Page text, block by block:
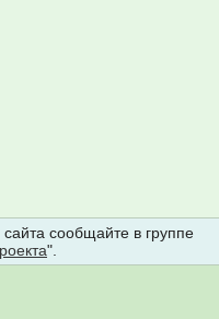
сообщайте в группе
".